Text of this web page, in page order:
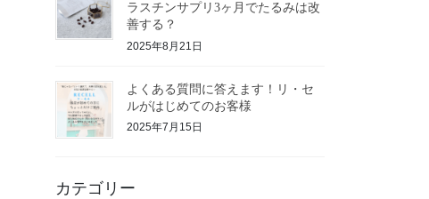
ラスチンサプリ3ヶ月でたるみは改
善する？
2025年8月21日
よくある質問に答えます！リ・セ
ルがはじめてのお客様
2025年7月15日
カテゴリー